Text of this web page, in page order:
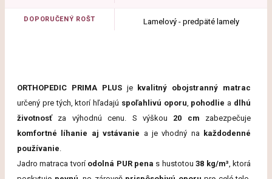
DOPORUČENÝ ROŠT Lamelový - predpäté lamely
ORTHOPEDIC PRIMA PLUSje kvalitný obojstranný matrac
určený pre tých, ktorí hľadajú spoľahlivú oporu pohodlie a dlhú
životnosťza výhodnú cenu. S výškou 20 cm zabezpečuje
komfortné líhanie aj vstávanie a je vhodný na každodenné
používanie
Jadro matraca tvorí odolná PUR pena s hustotou38 kg/m³ , ktorá